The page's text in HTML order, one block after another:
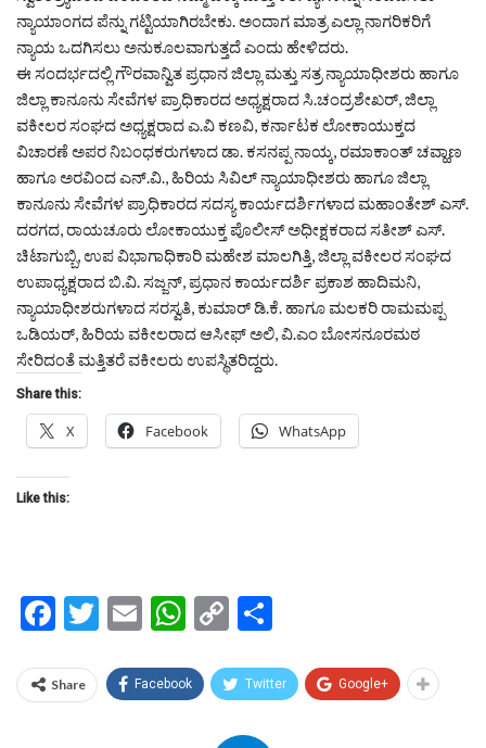
ನ್ಯಾಯಾಂಗದ ಪೆನ್ನು ಗಟ್ಟಿಯಾಗಿರಬೇಕು. ಅಂದಾಗ ಮಾತ್ರ ಎಲ್ಲಾ ನಾಗರಿಕರಿಗೆ
ನ್ಯಾಯ ಒದಗಿಸಲು ಅನುಕೂಲವಾಗುತ್ತದೆ ಎಂದು ಹೇಳಿದರು.
ಈ ಸಂದರ್ಭದಲ್ಲಿ ಗೌರವಾನ್ವಿತ ಪ್ರಧಾನ ಜಿಲ್ಲಾ ಮತ್ತು ಸತ್ರ ನ್ಯಾಯಾಧೀಶರು ಹಾಗೂ
ಜಿಲ್ಲಾ ಕಾನೂನು ಸೇವೆಗಳ ಪ್ರಾಧಿಕಾರದ ಅಧ್ಯಕ್ಷರಾದ ಸಿ.ಚಂದ್ರಶೇಖರ್, ಜಿಲ್ಲಾ
ವಕೀಲರ ಸಂಘದ ಅಧ್ಯಕ್ಷರಾದ ಎ.ವಿ ಕಣವಿ, ಕರ್ನಾಟಕ ಲೋಕಾಯುಕ್ತದ
ವಿಚಾರಣೆ ಅಪರ ನಿಬಂಧಕರುಗಳಾದ ಡಾ. ಕಸನಪ್ಪ ನಾಯ್ಕ, ರಮಾಕಾಂತ್ ಚವ್ಹಾಣ
ಹಾಗೂ ಅರವಿಂದ ಎನ್.ವಿ., ಹಿರಿಯ ಸಿವಿಲ್ ನ್ಯಾಯಾಧೀಶರು ಹಾಗೂ ಜಿಲ್ಲಾ
ಕಾನೂನು ಸೇವೆಗಳ ಪ್ರಾಧಿಕಾರದ ಸದಸ್ಯ ಕಾರ್ಯದರ್ಶಿಗಳಾದ ಮಹಾಂತೇಶ್ ಎಸ್.
ದರಗದ, ರಾಯಚೂರು ಲೋಕಾಯುಕ್ತ ಪೊಲೀಸ್ ಅಧೀಕ್ಷಕರಾದ ಸತೀಶ್ ಎಸ್.
ಚಿಟಾಗುಬ್ಬಿ, ಉಪ ವಿಭಾಗಾಧಿಕಾರಿ ಮಹೇಶ ಮಾಲಗಿತ್ತಿ, ಜಿಲ್ಲಾ ವಕೀಲರ ಸಂಘದ
ಉಪಾಧ್ಯಕ್ಷರಾದ ಬಿ.ವಿ. ಸಜ್ಜನ್, ಪ್ರಧಾನ ಕಾರ್ಯದರ್ಶಿ ಪ್ರಕಾಶ ಹಾದಿಮನಿ,
ನ್ಯಾಯಾಧೀಶರುಗಳಾದ ಸರಸ್ವತಿ, ಕುಮಾರ್ ಡಿ.ಕೆ. ಹಾಗೂ ಮಲಕರಿ ರಾಮಮಪ್ಪ
ಒಡಿಯರ್, ಹಿರಿಯ ವಕೀಲರಾದ ಆಸೀಫ್ ಅಲಿ, ವಿ.ಎಂ ಬೋಸನೂರಮಠ
ಸೇರಿದಂತೆ ಮತ್ತಿತರೆ ವಕೀಲರು ಉಪಸ್ಥಿತರಿದ್ದರು.
Share this:
X Facebook WhatsApp
Like this:
Facebook
Twitter
EmailWhatsApp
Copy
Share Facebook Twitter Google+